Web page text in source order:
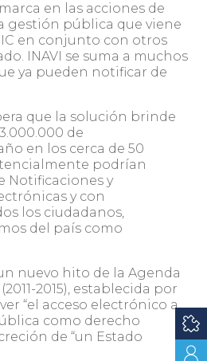
en las acciones de
gestión pública que viene
en conjunto con otros
INAVI se suma a muchos
ya pueden notificar de
que la solución brinde
de
en los cerca de 50
podrían
Notificaciones y
y con
los ciudadanos,
del país como
nuevo hito de la Agenda
2015), establecida por
“el acceso electrónico a
como derecho
de “un Estado